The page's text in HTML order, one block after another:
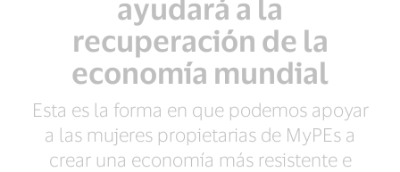
ayudará a la
recuperación de la
economía mundial
Esta es la forma en que podemos apoyar
a las mujeres propietarias de MyPEs a
crear una economía más resistente e